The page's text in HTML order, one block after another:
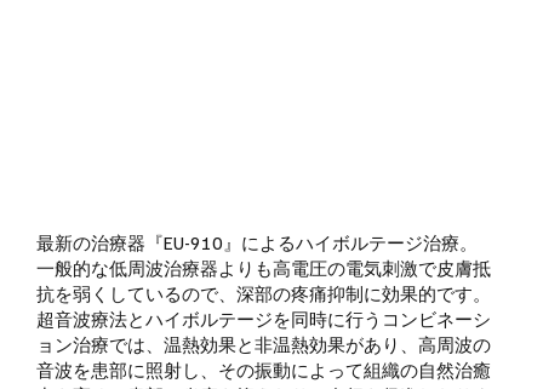
最新の治療器『EU-910』によるハイボルテージ治療。
一般的な低周波治療器よりも高電圧の電気刺激で皮膚抵
抗を弱くしているので、深部の疼痛抑制に効果的です。
超音波療法とハイボルテージを同時に行うコンビネーシ
ョン治療では、温熱効果と非温熱効果があり、高周波の
音波を患部に照射し、その振動によって組織の自然治癒